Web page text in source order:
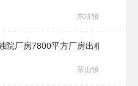
东坑镇
院厂房7800平方厂房出租带喷淋
茶山镇